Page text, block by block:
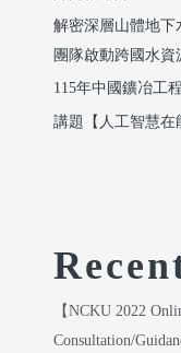
解密深層山體地
團隊啟動跨國水資
115年中國鑛冶工
講題【人工智慧在
【NCKU 2022
Consultation/